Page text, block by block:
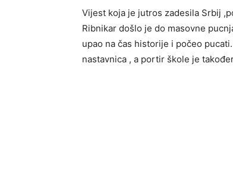
Vijest koja je jutros zadesila Srbij
Ribnikar došlo je do masovne
upao na čas historije i počeo
nastavnica , a portir škole je